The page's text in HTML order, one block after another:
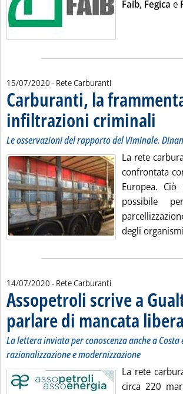
Faib, Fegica e
15/07/2020 - Rete Carburanti
Carburanti, la
infiltrazioni criminali
Le osservazioni del rapporto del Viminale.
La rete
confrontata
Europea.
possibile
degli
14/07/2020 - Rete Carburanti
Assopetroli scrive a
parlare di mancata
La lettera inviata per conoscenza anche a
razionalizzazione e modernizzazione
La rete
circa 220